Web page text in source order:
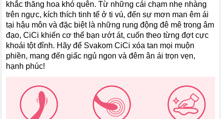
khắc thăng hoa khó quên. Từ những cái chạm nhẹ nhàng
trên ngực, kích thích tinh tế ở ti vú, đến sự mơn man êm ái
tại hậu môn và đặc biệt là những rung động đê mê trong âm
đạo, CiCi khiến cơ thể bạn ướt át, cuốn theo từng đợt cực
khoái tột đỉnh. Hãy để Svakom CiCi xóa tan mọi muộn
phiền, mang đến giấc ngủ ngon và đêm ân ái trọn vẹn,
hạnh phúc!